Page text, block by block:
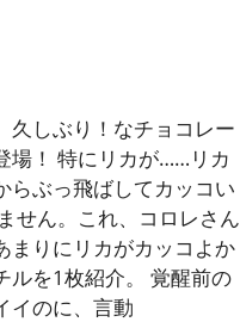
久しぶり！なチョコレー
場！ 特にリカが……リカ
らぶっ飛ばしてカッコい
せん。これ、コロレさん
まりにリカがカッコよか
ルを1枚紹介。 覚醒前の
イのに、言動